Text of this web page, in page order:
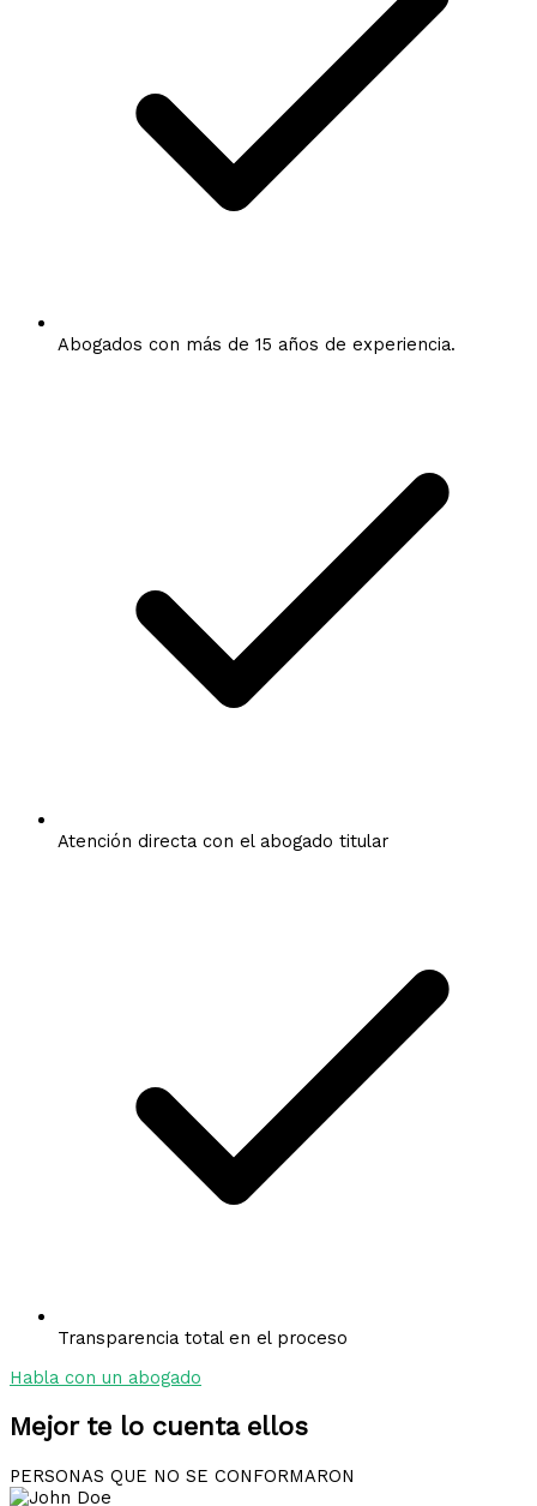
Abogados con más de 15 años de experiencia.
Atención directa con el abogado titular
Transparencia total en el proceso
Habla con un abogado
Mejor te lo cuenta ellos
PERSONAS QUE NO SE CONFORMARON